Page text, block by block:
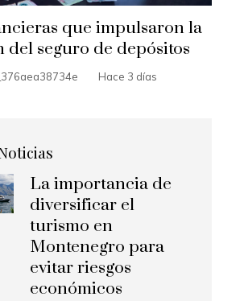
que impulsaron la
del seguro de depósitos
Hace 3 días
La importancia de
diversificar el
turismo en
Montenegro para
evitar riesgos
económicos